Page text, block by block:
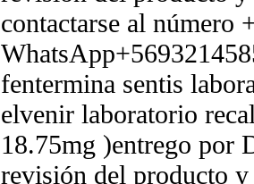
contactarse al número
fentermina sentis
elvenir laboratorio
18.75mg )entrego por
revisión del producto